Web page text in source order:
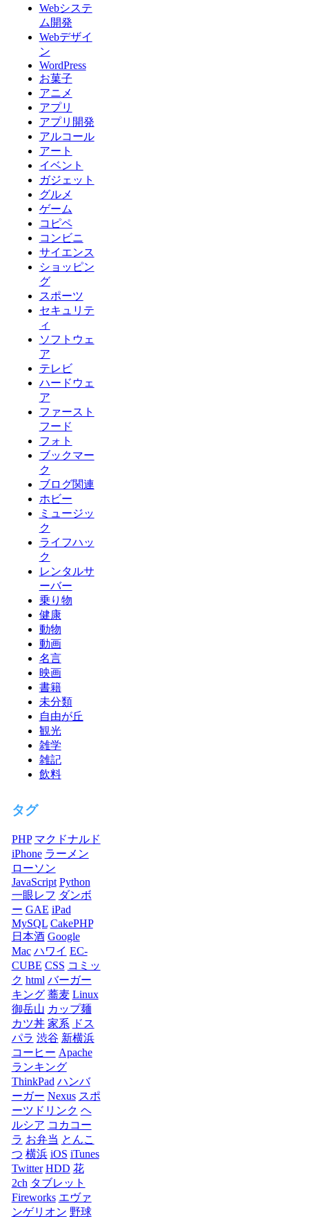
Webシステ
ム開発
Webデザイ
ン
WordPress
お菓子
アニメ
アプリ
アプリ開発
アルコール
アート
イベント
ガジェット
グルメ
ゲーム
コピペ
コンビニ
サイエンス
ショッピン
グ
スポーツ
セキュリテ
ィ
ソフトウェ
ア
テレビ
ハードウェ
ア
ファースト
フード
フォト
ブックマー
ク
ブログ関連
ホビー
ミュージッ
ク
ライフハッ
ク
レンタルサ
ーバー
乗り物
健康
動物
動画
名言
映画
書籍
未分類
自由が丘
観光
雑学
雑記
飲料
タグ
PHP マクドナルド
iPhone ラーメン
ローソン
JavaScript Python
一眼レフ ダンボ
ー GAE iPad
MySQL CakePHP
日本酒 Google
Mac ハワイ EC-
CUBE CSS コミッ
ク html バーガー
キング 蕎麦 Linux
御岳山 カップ麺
カツ丼 家系 ドス
パラ 渋谷 新横浜
コーヒー Apache
ランキング
ThinkPad ハンバ
ーガー Nexus スポ
ーツドリンク ヘ
ルシア コカコー
ラ お弁当 とんこ
つ 横浜 iOS iTunes
Twitter HDD 花
2ch タブレット
Fireworks エヴァ
ンゲリオン 野球